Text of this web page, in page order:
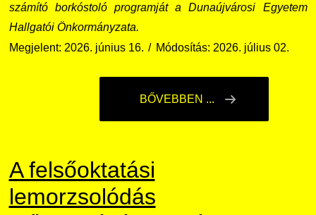
számító borkóstoló programját a Dunaújvárosi Egyetem
Hallgatói Önkormányzata.
Megjelent: 2026. június 16.
Módosítás: 2026. július 02.
BŐVEBBEN ...
A felsőoktatási
lemorzsolódás